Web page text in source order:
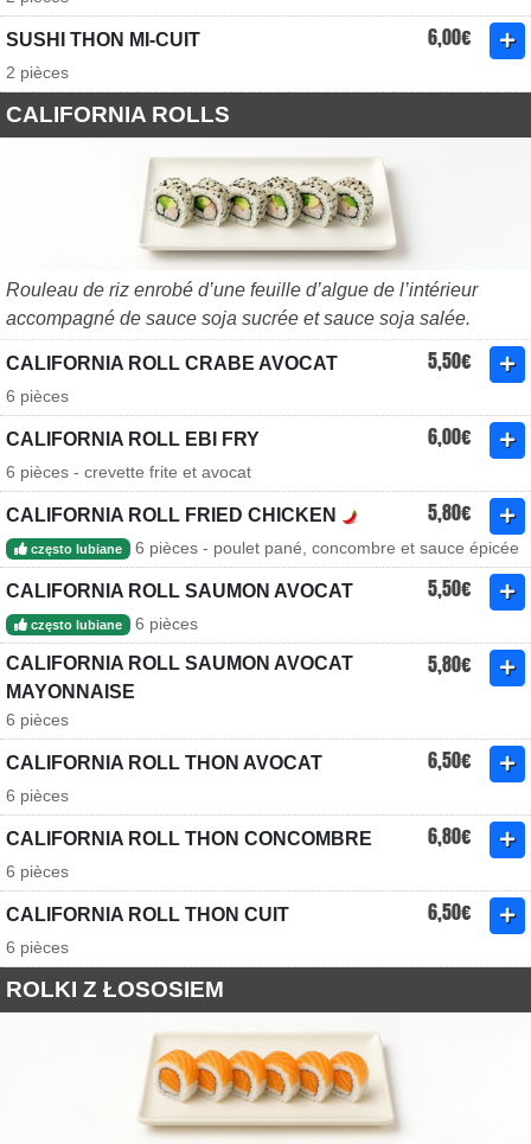
SUSHI THON MI-CUIT 6,00€
2 pièces
CALIFORNIA ROLLS
Rouleau de riz enrobé d’une feuille d’algue de l’intérieur
accompagné de sauce soja sucrée et sauce soja salée.
CALIFORNIA ROLL CRABE AVOCAT 5,50€
6 pièces
CALIFORNIA ROLL EBI FRY 6,00€
6 pièces - crevette frite et avocat
CALIFORNIA ROLL FRIED CHICKEN 5,80€
często lubiane 6 pièces - poulet pané, concombre et sauce épicée
CALIFORNIA ROLL SAUMON AVOCAT 5,50€
często lubiane 6 pièces
CALIFORNIA ROLL SAUMON AVOCAT
MAYONNAISE
5,80€
6 pièces
CALIFORNIA ROLL THON AVOCAT 6,50€
6 pièces
CALIFORNIA ROLL THON CONCOMBRE 6,80€
6 pièces
CALIFORNIA ROLL THON CUIT 6,50€
6 pièces
ROLKI Z ŁOSOSIEM